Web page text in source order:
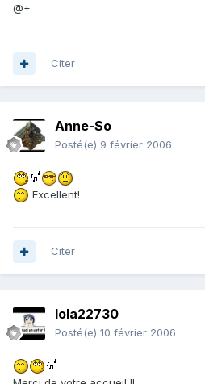
@+
Citer
Anne-So
Posté(e) 9 février 2006
Excellent!
Citer
lola22730
Posté(e) 10 février 2006